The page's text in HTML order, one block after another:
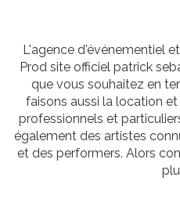
L'agence d'événementiel
Prod site officiel patrick
que vous souhaitez en
faisons aussi la location
professionnels et
également des artistes
et des performers. Alors